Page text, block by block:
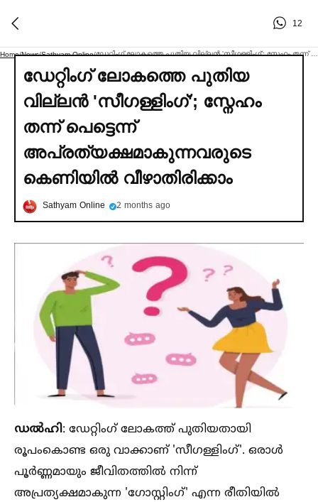
12
Home/News/Sathyam Online/
ഡേറ്റിംഗ് ലോകത്തെ പുതിയ
വില്ലൻ 'സീഗള്ളിംഗ്'; സ്നേഹം
തന്ന് പെട്ടെന്ന്
അപ്രത്യക്ഷമാകുന്നവരുടെ
കെണിയില്‍ വീഴാതിരിക്കാം
Sathyam Online 2 months ago
ഡല്‍ഹി: ഡേറ്റിംഗ് ലോകത്ത് പുതിയതായി
രൂപംകൊണ്ട ഒരു വാക്കാണ് 'സീഗള്ളിംഗ്'. ഒരാള്‍
പൂര്‍ണ്ണമായും ജീവിതത്തില്‍ നിന്ന്
അപ്രത്യക്ഷമാകുന്ന 'ഗോസ്റ്റിംഗ്' എന്ന രീതിയില്‍